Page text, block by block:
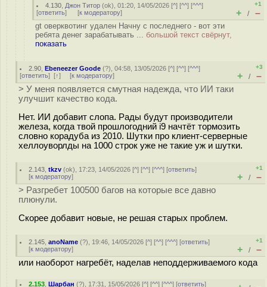
4.130 Джон Титор (ok), 01:20, 14/05/2026 [^] [^^] [^^^]
[ответить] [к модератору]
+1
+ / –
gt оверквотинг удален Начну с последнего - вот эти
ребята денег зарабатывать ... большой текст свёрнут,
показать
2.90 ,Ebeneezer Goode (?), 04:58, 13/05/2026 [^] [^^] [^^^]
[ответить] [↑] [к модератору]
+3
+ / –
> У меня появляется смутная надежда, что ИИ таки
улучшит качество кода.
Нет. ИИ добавит слопа. Рады будут производители
железа, когда твой прошлогодний i9 начтёт тормозить
словно корадуба из 2010. Шутки про клиент-серверные
хеллоуворлды на 1000 строк уже не такие уж и шутки.
2.143 ,tkzv (ok), 17:23, 14/05/2026 [^] [^^] [^^^] [ответить]
[к модератору]
+1
+ / –
> Разгребет 100500 багов на которые все давно
плюнули.
Скорее добавит новые, не решая старых проблем.
2.145 ,anoName (?), 19:46, 14/05/2026 [^] [^^] [^^^] [ответить]
[к модератору]
+1
+ / –
или наоборот нагребёт, наделав неподдерживаемого кода
2.153 ,Шарбан (?), 17:31, 15/05/2026 [^] [^^] [^^^] [ответить]